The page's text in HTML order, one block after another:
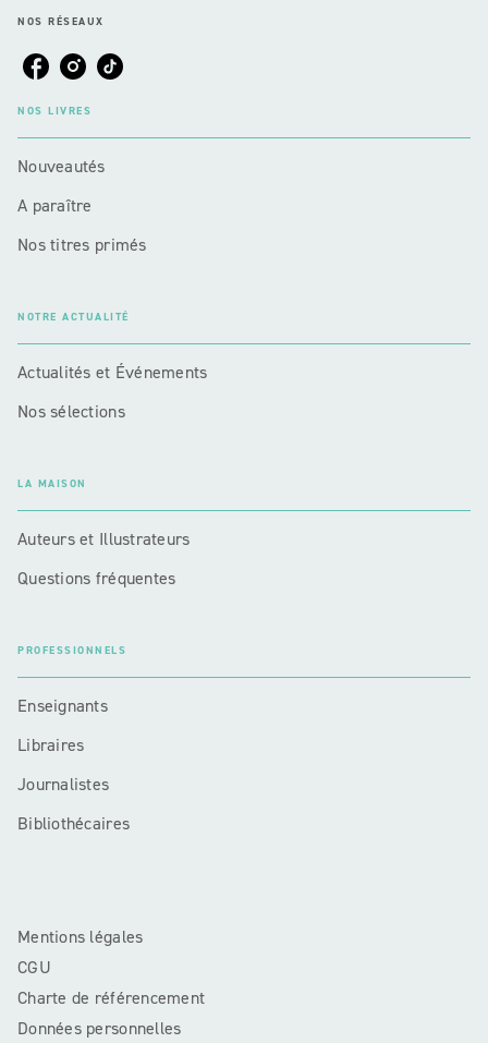
NOS RÉSEAUX
NOS LIVRES
Nouveautés
A paraître
Nos titres primés
NOTRE ACTUALITÉ
Actualités et Événements
Nos sélections
LA MAISON
Auteurs et Illustrateurs
Questions fréquentes
PROFESSIONNELS
Enseignants
Libraires
Journalistes
Bibliothécaires
Mentions légales
CGU
Charte de référencement
Données personnelles